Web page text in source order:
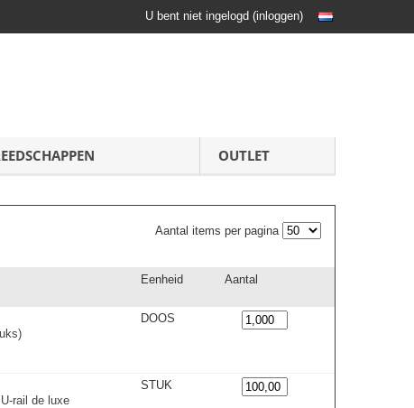
U bent niet ingelogd (inloggen)
OUTLET
Aantal items per pagina
Eenheid Aantal
DOOS
rail de luxe
STUK